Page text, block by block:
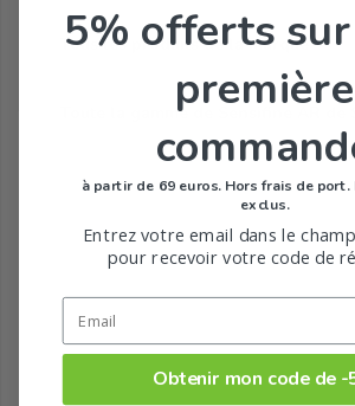
Tous les produits de la marque
Toute la gamme de Sensifine AR de
5% offerts
première
à partir de 69 euros. Hors frais de
exclus.
Entrez votre email dans le
pour recevoir votre code de
Obtenir mon code de -